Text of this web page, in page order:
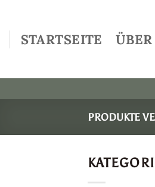
Inhalt
springen
STARTSEITE
PRODUKTE